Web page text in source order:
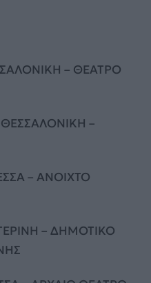
– ΘΕΑΤΡΟ
ΘΕΣΣΑΛΟΝΙΚΗ –
– ΑΝΟΙΧΤΟ
– ΔΗΜΟΤΙΚΟ